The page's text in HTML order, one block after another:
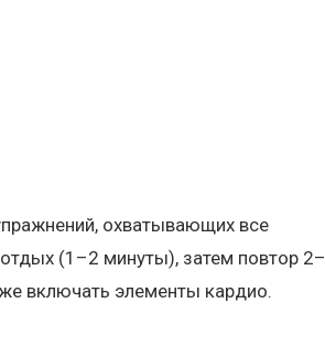
охватывающих все
(1–2 минуты), затем повтор 2–
включать элементы кардио.